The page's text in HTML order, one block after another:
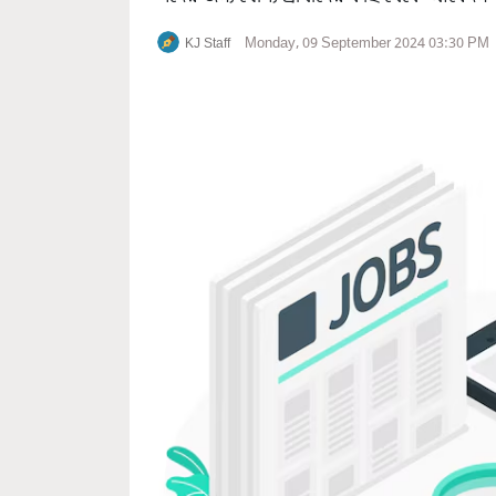
KJ Staff Monday, 09 September 2024 03:30 PM